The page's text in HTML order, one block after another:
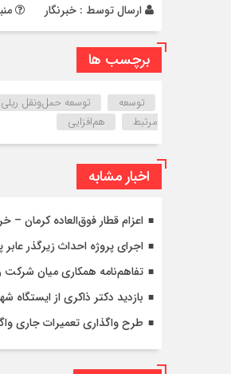
ارسال توسط : خبرنگار
برچسب ها
توسعه توسعه حمل‌ونقل
مرتبط
هم‌افزایی
اخبار مشابه
اعزام قطار فوق‌العاده کرمان –
اجرای پروژه احداث زیرگذر
تفاهم‌نامه همکاری میان
بازدید دکتر ذاکری از ایستگاه
طرح واگذاری تعمیرات